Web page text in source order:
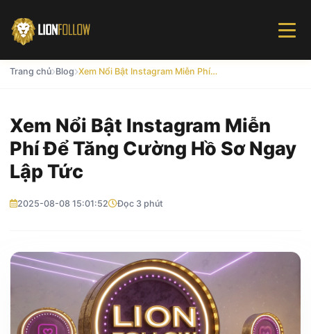
Trang chủ Blog Xem Nổi Bật Instagram Miễn Phí Để Tăng Cường Hồ Sơ Ngay Lập Tức
Xem Nổi Bật Instagram Miễn
Phí Để Tăng Cường Hồ Sơ Ngay
Lập Tức
2025-08-08 15:01:52 Đọc 3 phút